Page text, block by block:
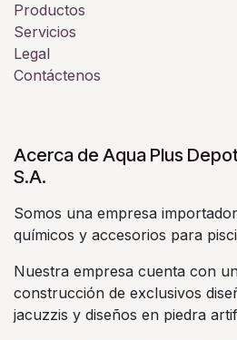
Productos
Servicios
Legal
Contáctenos
Acerca de Aqua Plus
S.A.
Somos una empresa
químicos y accesorios para
Nuestra empresa cuenta con
construcción de exclusivos
jacuzzis y diseños en piedra